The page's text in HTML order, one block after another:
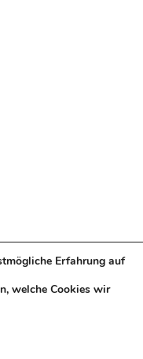
Erfahrung auf
welche Cookies wir